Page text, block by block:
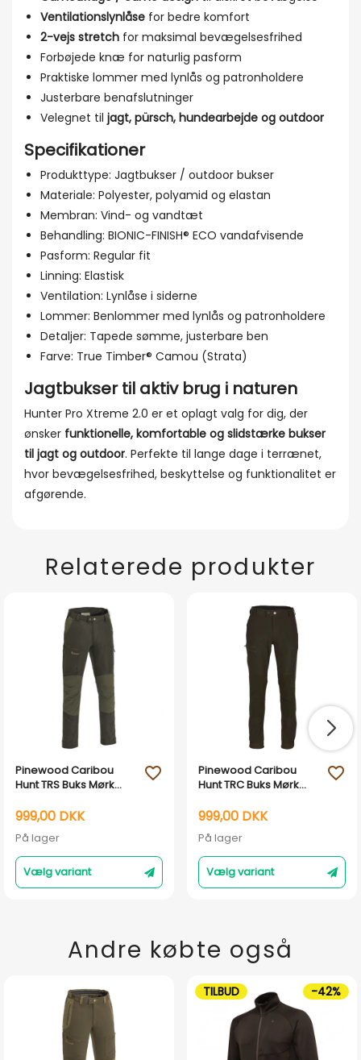
Ventilationslynlåse for bedre komfort
2-vejs stretch for maksimal bevægelsesfrihed
Forbøjede knæ for naturlig pasform
Praktiske lommer med lynlås og patronholdere
Justerbare benafslutninger
Velegnet til jagt, pürsch, hundearbejde og outdoor
Specifikationer
Produkttype: Jagtbukser / outdoor bukser
Materiale: Polyester, polyamid og elastan
Membran: Vind- og vandtæt
Behandling: BIONIC-FINISH® ECO vandafvisende
Pasform: Regular fit
Linning: Elastisk
Ventilation: Lynlåse i siderne
Lommer: Benlommer med lynlås og patronholdere
Detaljer: Tapede sømme, justerbare ben
Farve: True Timber® Camou (Strata)
Jagtbukser til aktiv brug i naturen
Hunter Pro Xtreme 2.0 er et oplagt valg for dig, der
ønsker funktionelle, komfortable og slidstærke bukser
til jagt og outdoor. Perfekte til lange dage i terrænet,
hvor bevægelsesfrihed, beskyttelse og funktionalitet er
afgørende.
Relaterede produkter
Pinewood Caribou
Hunt TRS Buks Mørk
999,00 DKK
På lager
Vælg variant
favorite_outline
Pinewood Caribou
Hunt TRC Buks Mørk
999,00 DKK
På lager
Vælg variant
favorite_outline
Andre købte også
TILBUD -42%